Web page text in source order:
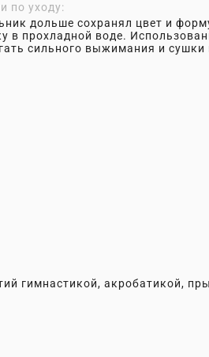
по уходу:
дольше сохранял цвет и
в прохладной воде.
сильного выжимания и
гимнастикой, акробатикой,